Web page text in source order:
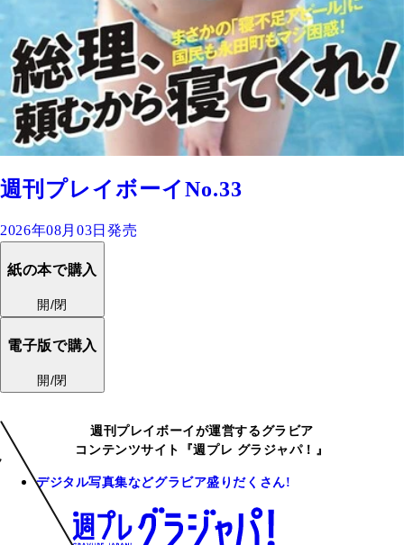
週刊プレイボーイNo.33
2026年08月03日発売
紙の本で購入
開/閉
電子版で購入
開/閉
週刊プレイボーイが運営するグラビア
コンテンツサイト『週プレ グラジャパ！』
デジタル写真集などグラビア盛りだくさん!